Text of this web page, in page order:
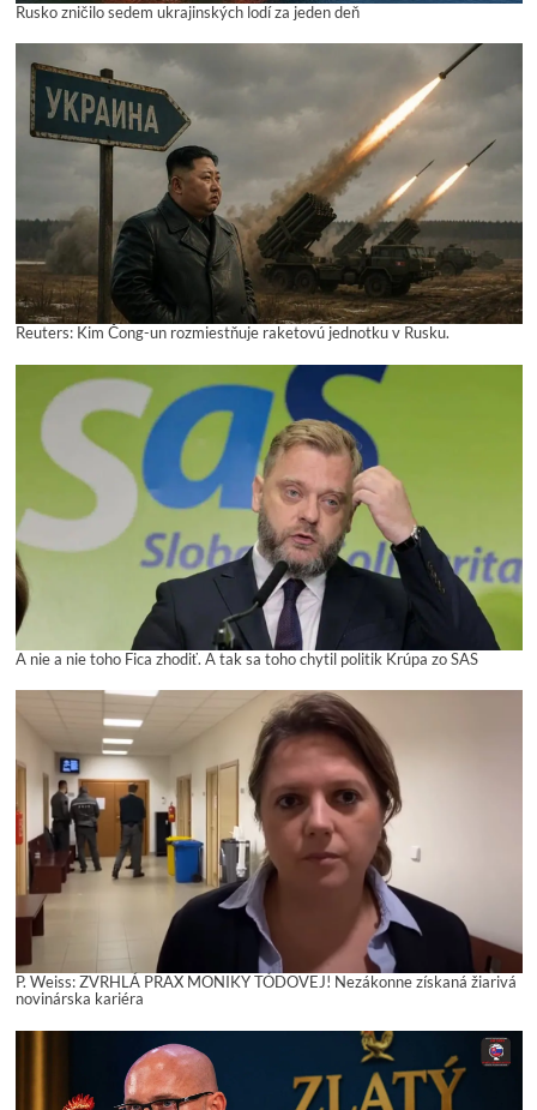
Rusko zničilo sedem ukrajinských lodí za jeden deň
Reuters: Kim Čong-un rozmiestňuje raketovú jednotku v Rusku.
A nie a nie toho Fica zhodiť. A tak sa toho chytil politik Krúpa zo SAS
P. Weiss: ZVRHLÁ PRAX MONIKY TÓDOVEJ! Nezákonne získaná žiarivá
novinárska kariéra